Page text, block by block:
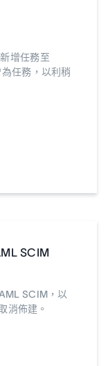
增任務至
任務，以利稍
SCIM
SCIM，以
消佈建。